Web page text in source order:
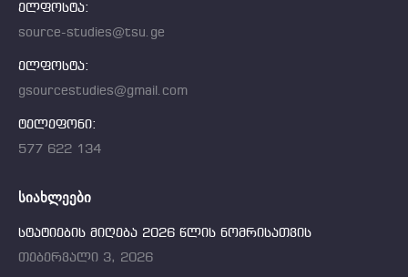
ელფოსტა:
source-studies@tsu.ge
ელფოსტა:
gsourcestudies@gmail.com
ტელეფონი:
577 622 134
ᲡᲘᲐᲮᲚᲔᲔᲑᲘ
სტატიების მიღება 2026 წლის ნომრისათვის
თებერვალი 3, 2026